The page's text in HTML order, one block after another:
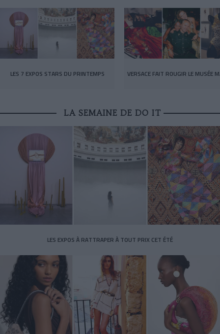
LES 7 EXPOS STARS DU PRINTEMPS VERSACE FAIT ROUGIR LE MUSÉE
LA SEMAINE DE DO IT
LES EXPOS À RATTRAPER À TOUT PRIX CET ÉTÉ